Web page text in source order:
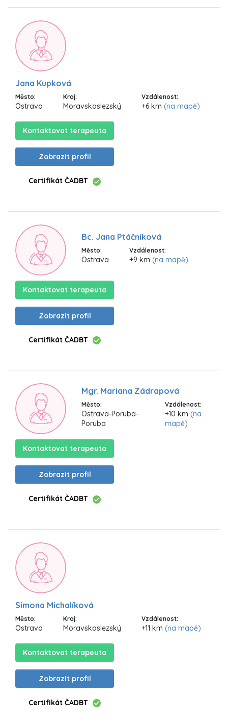
Jana Kupková
Město:
Ostrava
Kraj:
Moravskoslezský
Vzdálenost:
+6 km (na mapě)
Kontaktovat terapeuta
Zobrazit profil
Certifikát ČADBT
Bc. Jana Ptáčníková
Město:
Ostrava
Vzdálenost:
+9 km (na mapě)
Kontaktovat terapeuta
Zobrazit profil
Certifikát ČADBT
Mgr. Mariana Zádrapová
Město:
Ostrava-Poruba-
Poruba
Vzdálenost:
+10 km(na
mapě)
Kontaktovat terapeuta
Zobrazit profil
Certifikát ČADBT
Simona Michalíková
Město:
Ostrava
Kraj:
Moravskoslezský
Vzdálenost:
+11 km (na mapě)
Kontaktovat terapeuta
Zobrazit profil
Certifikát ČADBT